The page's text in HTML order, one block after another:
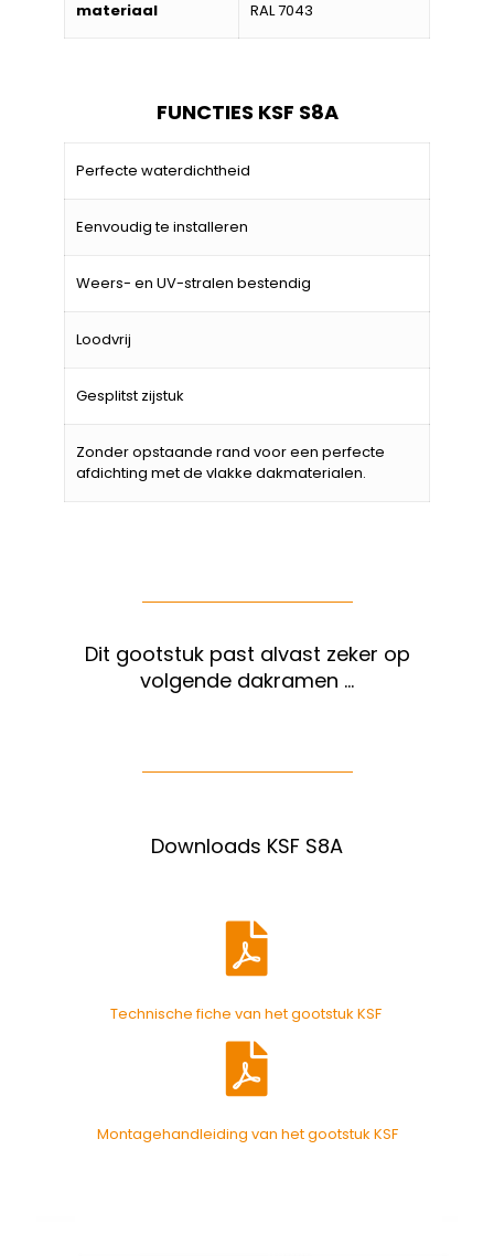
materiaal RAL 7043
FUNCTIES KSF S8A
Perfecte waterdichtheid
Eenvoudig te installeren
Weers- en UV-stralen bestendig
Loodvrij
Gesplitst zijstuk
Zonder opstaande rand voor een perfecte
afdichting met de vlakke dakmaterialen.
Dit gootstuk past alvast zeker op
volgende dakramen …
Downloads KSF S8A
Technische fiche van het gootstuk KSF
Montagehandleiding van het gootstuk KSF